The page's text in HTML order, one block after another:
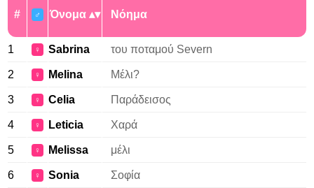
# ♂ Όνομα Νόημα
1 ♀ Sabrina του ποταμού Severn
2 ♀ Melina Μέλι?
3 ♀ Celia Παράδεισος
4 ♀ Leticia Χαρά
5 ♀ Melissa μέλι
6 ♀ Sonia Σοφία